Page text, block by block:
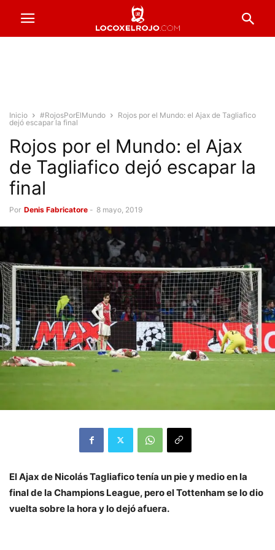
Inicio #RojosPorElMundo
Rojos por el Mundo: el Ajax de Tagliafico
dejó escapar la final
Rojos por el Mundo: el Ajax
de Tagliafico dejó escapar la
final
Por Denis Fabricatore - 8 mayo, 2019
El Ajax de Nicolás Tagliafico tenía un pie y medio en la
final de la Champions League, pero el Tottenham se lo dio
vuelta sobre la hora y lo dejó afuera.